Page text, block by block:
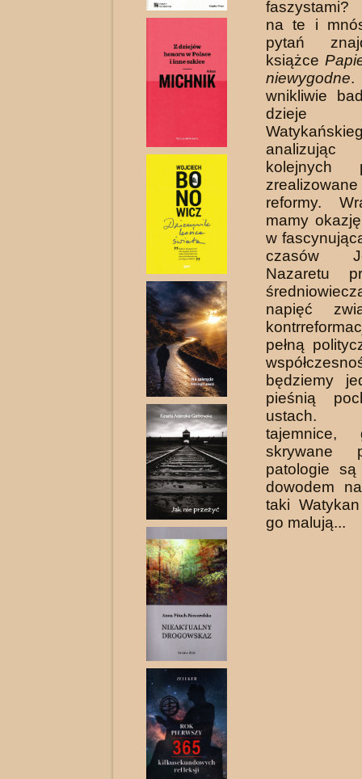
faszystami?
na te i
pytań
książce
niewygodne
wnikliwie
dzieje
analizując
kolejnych
reformy.
mamy
w
czasów
Nazaretu
napięć
pełną
będziemy
pieśnią
ustach.
tajemnice,
skrywane
patologie są
dowodem
taki
go malują...